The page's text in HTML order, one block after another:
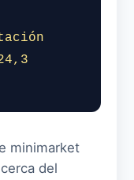
minimarket
del